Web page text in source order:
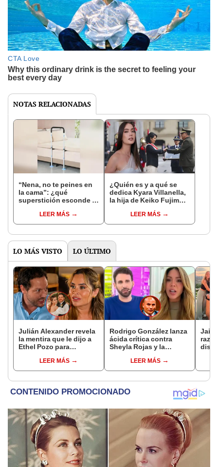
NOTAS RELACIONADAS
“Nena, no te peines en
la cama”: ¿qué
superstición esconde la
Enanitos Verdes?
LEER MÁS
¿Quién es y a qué se
dedica Kyara Villanella,
la hija de Keiko Fujimori
nivel nacional?
LEER MÁS
LO MÁS VISTO LO ÚLTIMO
Julián Alexander revela
la mentira que le dijo a
Ethel Pozo para
hubiéramos salido”
LEER MÁS
Rodrigo González lanza
ácida crítica contra
Sheyla Rojas y la
relación con su hijo: "Te
has dedicado a buscar
LEER MÁS